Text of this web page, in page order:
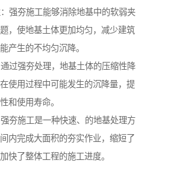
强夯施工能够消除地基中的软弱夹
，使地基土体更加均匀，减少建筑
产生的不均匀沉降。
过强夯处理，地基土体的压缩性降
使用过程中可能发生的沉降量，提
和使用寿命。
夯施工是一种快速、的地基处理方
内完成大面积的夯实作业，缩短了
快了整体工程的施工进度。